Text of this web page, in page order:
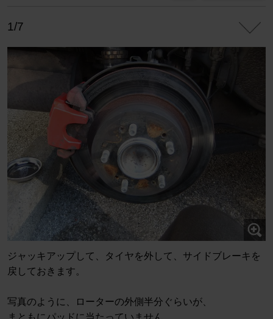
1/7
ジャッキアップして、タイヤを外して、サイドブレーキを
戻しておきます。
写真のように、ローターの外側半分ぐらいが、